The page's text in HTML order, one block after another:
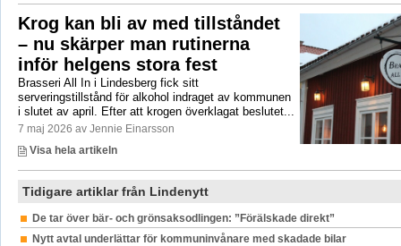
Krog kan bli av med tillståndet
– nu skärper man rutinerna
inför helgens stora fest
Brasseri All In i Lindesberg fick sitt
serveringstillstånd för alkohol indraget av kommunen
i slutet av april. Efter att krogen överklagat beslutet...
7 maj 2026 av Jennie Einarsson
Visa hela artikeln
Tidigare artiklar från Lindenytt
De tar över bär- och grönsaksodlingen: ”Förälskade direkt”
Nytt avtal underlättar för kommuninvånare med skadade bilar